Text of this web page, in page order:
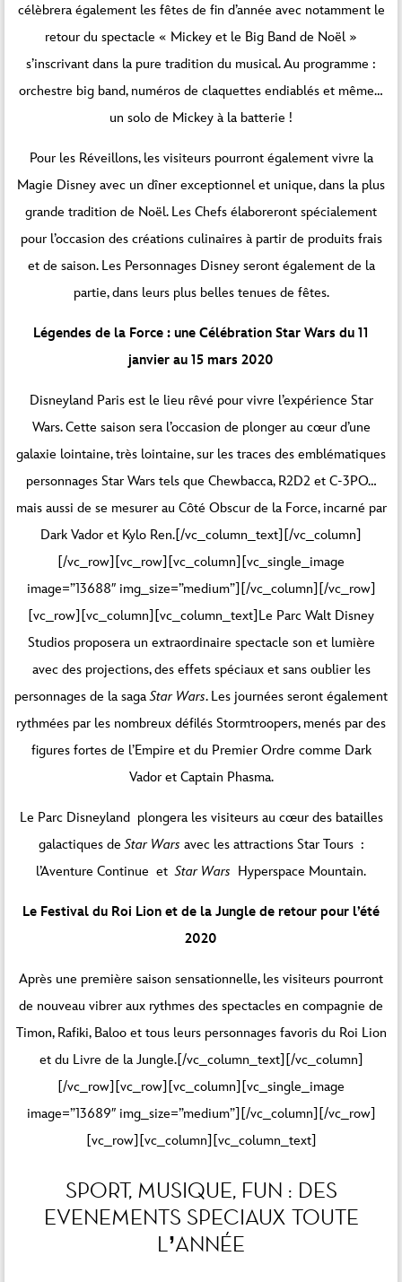
célèbrera également les fêtes de fin d’année avec notamment le
retour du spectacle « Mickey et le Big Band de Noël »
s’inscrivant dans la pure tradition du musical. Au programme :
orchestre big band, numéros de claquettes endiablés et même…
un solo de Mickey à la batterie !
Pour les Réveillons, les visiteurs pourront également vivre la
Magie Disney avec un dîner exceptionnel et unique, dans la plus
grande tradition de Noël. Les Chefs élaboreront spécialement
pour l’occasion des créations culinaires à partir de produits frais
et de saison. Les Personnages Disney seront également de la
partie, dans leurs plus belles tenues de fêtes.
Légendes de la Force : une Célébration Star Wars du 11
janvier au 15 mars 2020
Disneyland Paris est le lieu rêvé pour vivre l’expérience Star
Wars. Cette saison sera l’occasion de plonger au cœur d’une
galaxie lointaine, très lointaine, sur les traces des emblématiques
personnages Star Wars tels que Chewbacca, R2D2 et C-3PO…
mais aussi de se mesurer au Côté Obscur de la Force, incarné par
Dark Vador et Kylo Ren.[/vc_column_text][/vc_column]
[/vc_row][vc_row][vc_column][vc_single_image
image=”13688″ img_size=”medium”][/vc_column][/vc_row]
[vc_row][vc_column][vc_column_text]Le Parc Walt Disney
Studios proposera un extraordinaire spectacle son et lumière
avec des projections, des effets spéciaux et sans oublier les
personnages de la sagaStar Wars. Les journées seront également
rythmées par les nombreux défilés Stormtroopers, menés par des
figures fortes de l’Empire et du Premier Ordre comme Dark
Vador et Captain Phasma.
Le Parc Disneyland plongera les visiteurs au cœur des batailles
galactiques deStar Wars avec les attractions Star Tours :
l’Aventure Continue etStar Wars Hyperspace Mountain.
Le Festival du Roi Lion et de la Jungle de retour pour l’été
2020
Après une première saison sensationnelle, les visiteurs pourront
de nouveau vibrer aux rythmes des spectacles en compagnie de
Timon, Rafiki, Baloo et tous leurs personnages favoris du Roi Lion
et du Livre de la Jungle.[/vc_column_text][/vc_column]
[/vc_row][vc_row][vc_column][vc_single_image
image=”13689″ img_size=”medium”][/vc_column][/vc_row]
[vc_row][vc_column][vc_column_text]
SPORT, MUSIQUE, FUN : DES
EVENEMENTS SPECIAUX TOUTE
L’ANNÉE